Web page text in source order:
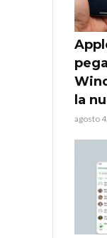
la
agosto